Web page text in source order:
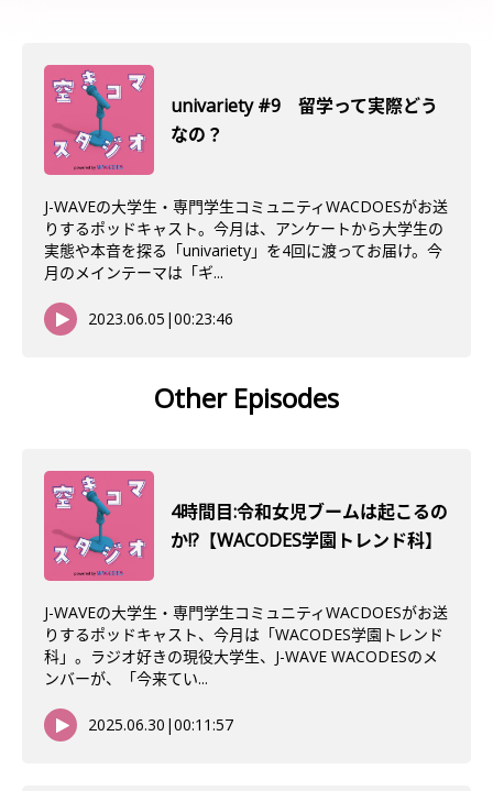
univariety #9 留学って実際どう
なの？
J-WAVEの大学生・専門学生コミュニティWACDOESがお送
りするポッドキャスト。今月は、アンケートから大学生の
実態や本音を探る「univariety」を4回に渡ってお届け。今
月のメインテーマは「ギ...
2023.06.05 |00:23:46
Other Episodes
4時間目:令和女児ブームは起こるの
か!?【WACODES学園トレンド科】
J-WAVEの大学生・専門学生コミュニティWACDOESがお送
りするポッドキャスト、今月は「WACODES学園トレンド
科」。ラジオ好きの現役大学生、J-WAVE WACODESのメ
ンバーが、「今来てい...
2025.06.30 |00:11:57